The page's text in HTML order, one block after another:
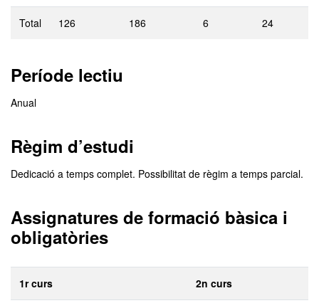
Total 126 186 6 24
Període lectiu
Anual
Règim d’estudi
Dedicació a temps complet. Possibilitat de règim a temps parcial.
Assignatures de formació bàsica i
obligatòries
1r curs 2n curs